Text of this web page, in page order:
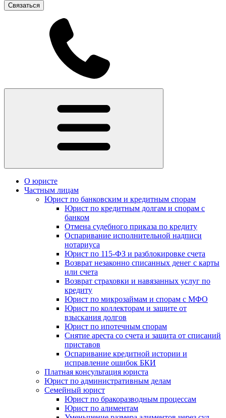
Связаться
О юристе
Частным лицам
Юрист по банковским и кредитным спорам
Юрист по кредитным долгам и спорам с
банком
Отмена судебного приказа по кредиту
Оспаривание исполнительной надписи
нотариуса
Юрист по 115-ФЗ и разблокировке счета
Возврат незаконно списанных денег с карты
или счета
Возврат страховки и навязанных услуг по
кредиту
Юрист по микрозаймам и спорам с МФО
Юрист по коллекторам и защите от
взыскания долгов
Юрист по ипотечным спорам
Снятие ареста со счета и защита от списаний
приставов
Оспаривание кредитной истории и
исправление ошибок БКИ
Платная консультация юриста
Юрист по административным делам
Семейный юрист
Юрист по бракоразводным процессам
Юрист по алиментам